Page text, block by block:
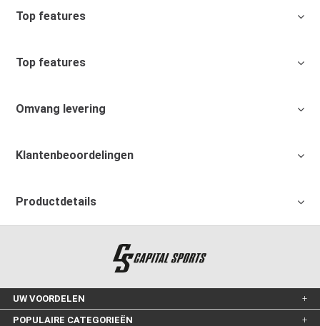
Top features
Top features
Omvang levering
Klantenbeoordelingen
Productdetails
UW VOORDELEN
POPULAIRE CATEGORIEËN